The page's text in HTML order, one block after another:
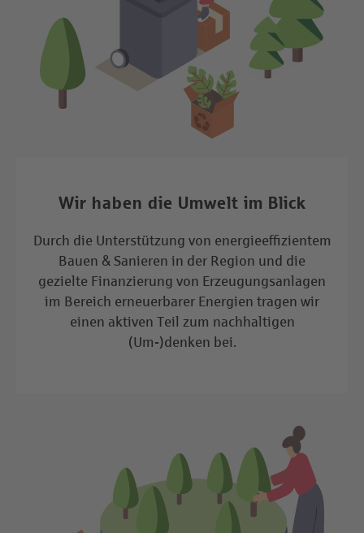
Wir haben die Umwelt im Blick
Durch die Unterstützung von energieeffizientem
Bauen & Sanieren in der Region und die
gezielte Finanzierung von Erzeugungsanlagen
im Bereich erneuerbarer Energien tragen wir
einen aktiven Teil zum nachhaltigen
(Um-)denken bei.